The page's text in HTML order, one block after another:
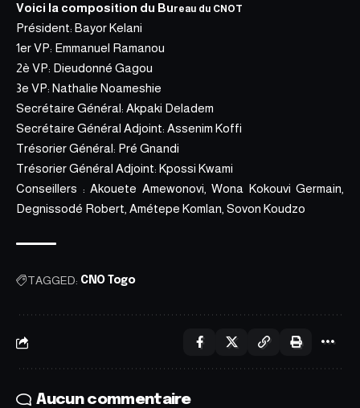
Voici la composition du Bureau du CNOT
Président: Bayor Kelani
1er VP: Emmanuel Ramanou
2è VP: Dieudonné Gagou
3e VP: Nathalie Noameshie
Secrétaire Général: Akpaki Deladem
Secrétaire Général Adjoint: Assenim Koffi
Trésorier Général: Pré Gnandi
Trésorier Général Adjoint: Kpossi Kwami
Conseillers : Akouete Amewonovi, Wona Kokouvi Germain,
Degnissodé Robert, Amétepe Komlan, Sovon Koudzo
TAGGED: CNO Togo
Aucun commentaire